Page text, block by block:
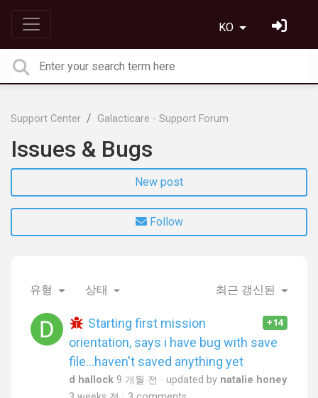
KO
Support Center Galacticare - Support Forum
Issues & Bugs
New post
Follow
유형 상태 최근 갱신된
+14
Starting first mission
orientation, says i have bug with save
file...haven't saved anything yet
d hallock 9 개월 전 updated by natalie honey